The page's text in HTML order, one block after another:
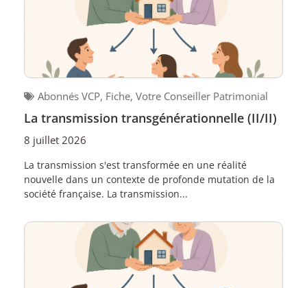
Abonnés VCP, Fiche, Votre Conseiller Patrimonial
La transmission transgénérationnelle (II/II)
8 juillet 2026
La transmission s'est transformée en une réalité
nouvelle dans un contexte de profonde mutation de la
société française. La transmission...